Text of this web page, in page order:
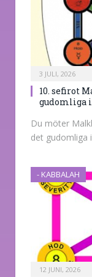
3 JULI, 2026
10. sefirot
gudomliga
Du möter
det
- KABBALAH
12 JUNI, 2026